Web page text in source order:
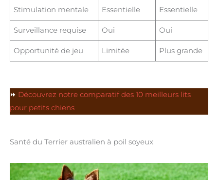
Stimulation mentale Essentielle Essentielle
Surveillance requise Oui Oui
Opportunité de jeu Limitée Plus grande
⏩ Découvrez notre comparatif des 10 meilleurs lits
pour petits chiens
Santé du Terrier australien à poil soyeux